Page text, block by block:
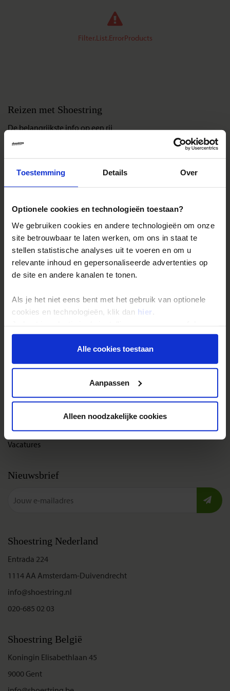
Toestemming Details Over
Optionele cookies en technologieën toestaan?
We gebruiken cookies en andere technologieën om onze
site betrouwbaar te laten werken, om ons in staat te
stellen statistische analyses uit te voeren en om u
relevante inhoud en gepersonaliseerde advertenties op
de site en andere kanalen te tonen.
Als je het niet eens bent met het gebruik van optionele
cookies en technologieën, klik dan hier
onder aan de pagina op elk gewenst moment voor de
toekomst wijzigen.Alle cookies toestaan
Aanpassen
Alleen noodzakelijke cookies
Filter.List.ErrorProducts
Reizen met Shoestring
De belangrijkste info op een rij
Bestemmingen
Duurzaam reizen
Reis- en annuleringsvoorwaarden
Inloggen op mijn.Shoestring
Reisthema's
Groepsreizen
Single reizen
Gegarandeerde reizen
Over Shoestring
Privacybeleid
Cookies instellingen
Disclaimer & copyright
Vacatures
Nieuwsbrief
Shoestring Nederland
Entrada 224
1114 AA Amsterdam-Duivendrecht
info@shoestring.nl
020-685 02 03
Shoestring België
Koningin Elisabethlaan 45
9000 Gent